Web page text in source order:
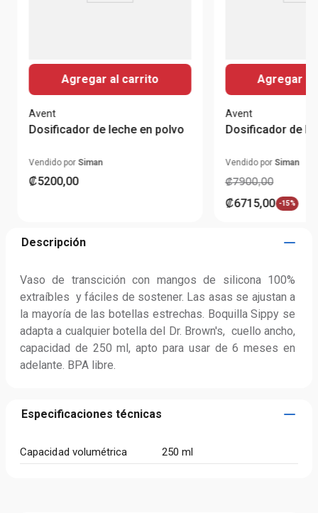
Agregar al carrito
Avent
Dosificador de leche en polvo
Vendido por Siman
₡5200,00
Agregar
Avent
Dosificador de
Vendido por Siman
₡7900,00
₡6715,00 -15%
Descripción
Vaso de transcición con mangos de silicona 100%
extraíbles  y fáciles de sostener. Las asas se ajustan a
la mayoría de las botellas estrechas. Boquilla Sippy se
adapta a cualquier botella del Dr. Brown's,  cuello ancho,
capacidad de 250 ml, apto para usar de 6 meses en
adelante. BPA libre.
Especificaciones técnicas
Capacidad volumétrica 250 ml